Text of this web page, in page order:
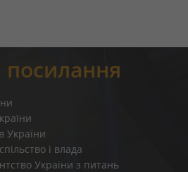
посилання
України
і влада
України з питань